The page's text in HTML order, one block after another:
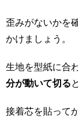
歪みがないかを
かけましょう。
生地を型紙に合
分が動いて切る
接着芯を貼って